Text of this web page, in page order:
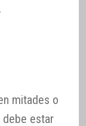
mitades o
debe estar